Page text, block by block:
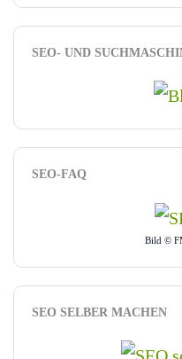
SEO- UND
SEO-FAQ
Bild ©
SEO SELBER MACHEN